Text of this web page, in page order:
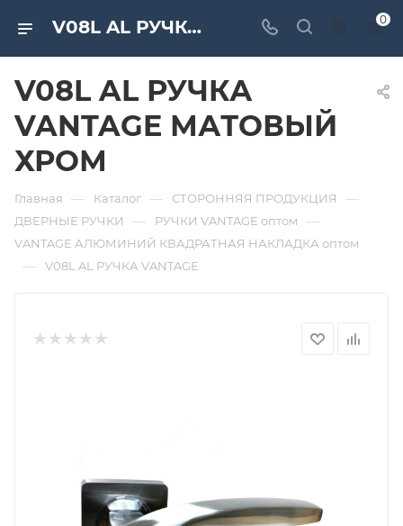
V08L AL РУЧКА VANTAGE МАТОВЫЙ ХРОМ. Дверная и мебельная фурнитура САМИР-КИЛИТ | Оптовые поставки 0
V08L AL РУЧКА
VANTAGE МАТОВЫЙ
ХРОМ
Главная — Каталог — СТОРОННЯЯ ПРОДУКЦИЯ —
ДВЕРНЫЕ РУЧКИ — РУЧКИ VANTAGE оптом —
VANTAGE АЛЮМИНИЙ КВАДРАТНАЯ НАКЛАДКА оптом
— V08L AL РУЧКА VANTAGE